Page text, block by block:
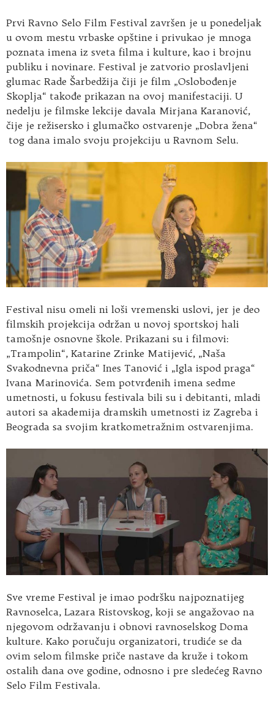
Prvi Ravno Selo Film Festival završen je u ponedeljak
u ovom mestu vrbaske opštine i privukao je mnoga
poznata imena iz sveta filma i kulture, kao i brojnu
publiku i novinare. Festival je zatvorio proslavljeni
glumac Rade Šarbedžija čiji je film „Oslobođenje
Skoplja“ takođe prikazan na ovoj manifestaciji. U
nedelju je filmske lekcije davala Mirjana Karanović,
čije je režisersko i glumačko ostvarenje „Dobra žena“
tog dana imalo svoju projekciju u Ravnom Selu.
Festival nisu omeli ni loši vremenski uslovi, jer je deo
filmskih projekcija održan u novoj sportskoj hali
tamošnje osnovne škole. Prikazani su i filmovi:
„Trampolin“, Katarine Zrinke Matijević, „Naša
Svakodnevna priča“ Ines Tanović i „Igla ispod praga“
Ivana Marinovića. Sem potvrđenih imena sedme
umetnosti, u fokusu festivala bili su i debitanti, mladi
autori sa akademija dramskih umetnosti iz Zagreba i
Beograda sa svojim kratkometražnim ostvarenjima.
Sve vreme Festival je imao podršku najpoznatijeg
Ravnoselca, Lazara Ristovskog, koji se angažovao na
njegovom održavanju i obnovi ravnoselskog Doma
kulture. Kako poručuju organizatori, trudiće se da
ovim selom filmske priče nastave da kruže i tokom
ostalih dana ove godine, odnosno i pre sledećeg Ravno
Selo Film Festivala.